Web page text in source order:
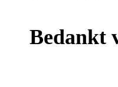
Bedankt